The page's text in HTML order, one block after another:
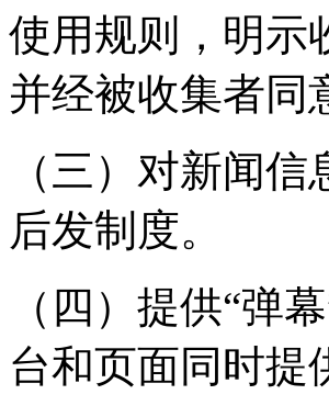
使用规则，明示
并经被收集者同
（三）对新闻
后发制度。
（四）提供“弹
台和页面同时提